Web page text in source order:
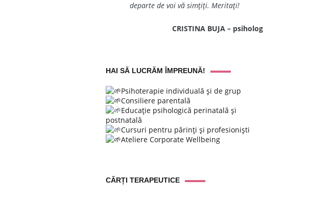
departe de voi vă simțiți. Meritați!
CRISTINA BUJA – psiholog
HAI SĂ LUCRĂM ÎMPREUNĂ!
Psihoterapie individuală și de grup
Consiliere parentală
Educație psihologică perinatală și
postnatală
Cursuri pentru părinți și profesioniști
Ateliere Corporate Wellbeing
CĂRȚI TERAPEUTICE